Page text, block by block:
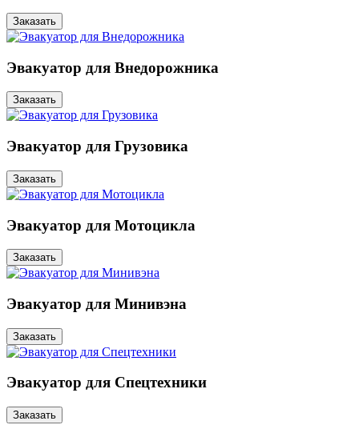
Заказать
Эвакуатор для Внедорожника
Заказать
Эвакуатор для Грузовика
Заказать
Эвакуатор для Мотоцикла
Заказать
Эвакуатор для Минивэна
Заказать
Эвакуатор для Спецтехники
Заказать